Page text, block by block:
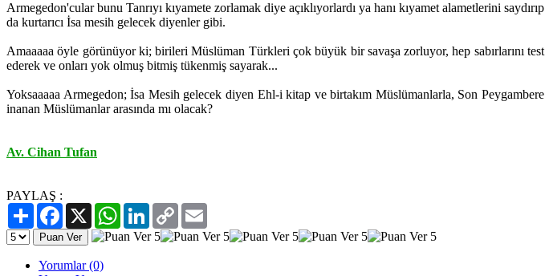
Armegedon'cular bunu Tanrıyı kıyamete zorlamak diye açıklıyorlardı ya hanı kıyamet alametlerini saydırıp
da kurtarıcı İsa mesih gelecek diyenler gibi.
Amaaaaa öyle görünüyor ki; birileri Müslüman Türkleri çok büyük bir savaşa zorluyor, hep sabırlarını test
ederek ve onları yok olmuş bitmiş tükenmiş sayarak...
Yoksaaaaa Armegedon; İsa Mesih gelecek diyen Ehl-i kitap ve birtakım Müslümanlarla, Son Peygambere
inanan Müslümanlar arasında mı olacak?
Av. Cihan Tufan
PAYLAŞ :
PaylaşFacebook
X WhatsAppLinkedIn
Copy
Link
Yorumlar (0)